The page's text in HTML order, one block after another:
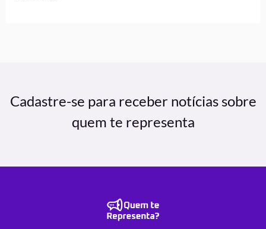
Cadastre-se para receber notícias sobre
quem te representa